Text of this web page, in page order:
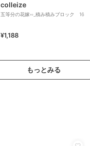
colleize
五等分の花嫁∽_積み積みブロック 16
¥1,188
もっとみる